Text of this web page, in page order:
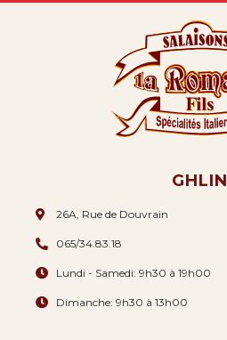
GHLIN
26A, Rue de Douvrain
065/34.83.18
Lundi - Samedi: 9h30 à 19h00
Dimanche: 9h30 à 13h00